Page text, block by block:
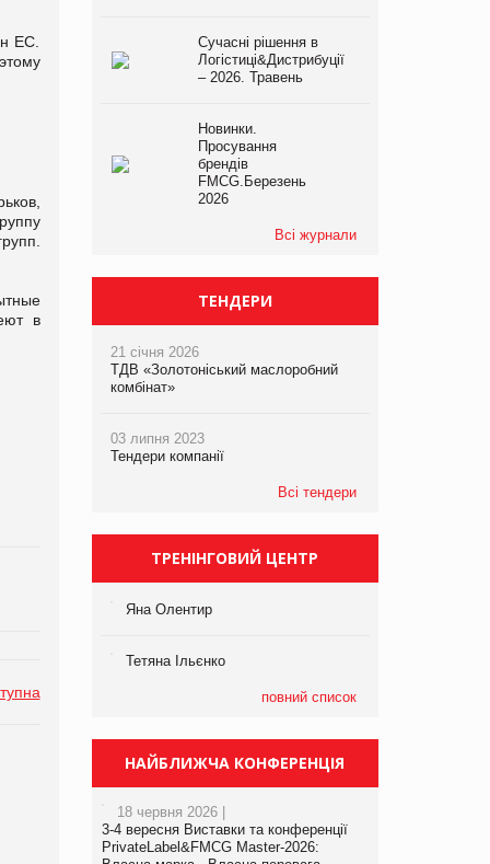
ЕС.
в
Сучасні рішення в
Логістиці&Дистрибуції
– 2026. Травень
Новинки.
Просування
брендів
FMCG.Березень
2026
Всі журнали
ТЕНДЕРИ
21 січня 2026
ТДВ «Золотоніський маслоробний
комбінат»
03 липня 2023
Тендери компанії
Всі тендери
ТРЕНІНГОВИЙ ЦЕНТР
Яна Олентир
Тетяна Ільєнко
повний список
НАЙБЛИЖЧА КОНФЕРЕНЦІЯ
18 червня 2026 |
3-4 вересня Виставки та конференції
PrivateLabel&FMCG Master-2026: